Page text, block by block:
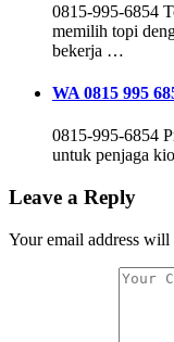
0815-995-6854
memilih topi
bekerja …
WA 0815 995
0815-995-6854
untuk penjaga
Leave a Reply
Your email address will